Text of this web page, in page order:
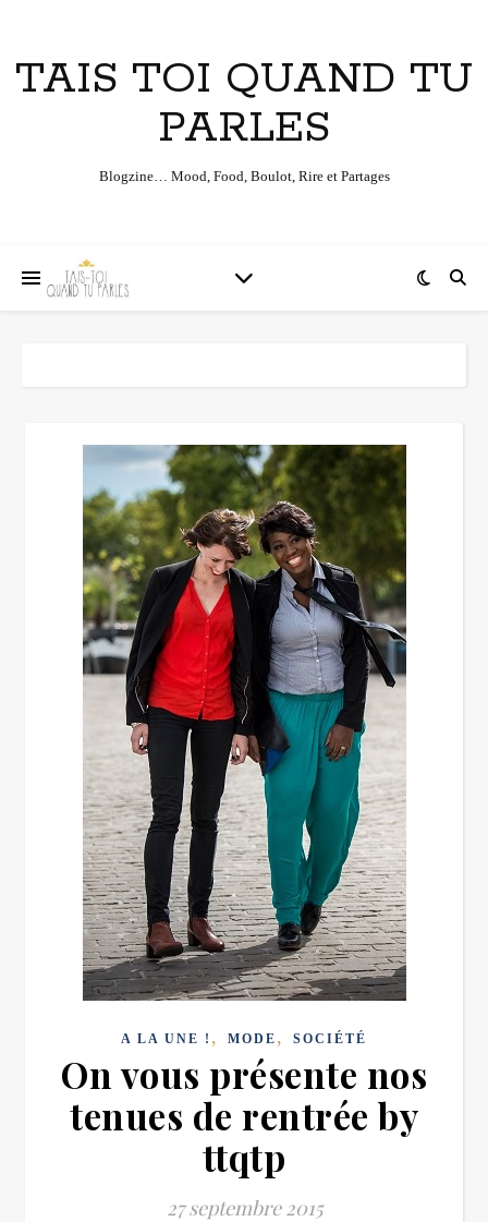
TAIS TOI QUAND TU
PARLES
Blogzine… Mood, Food, Boulot, Rire et Partages
A LA UNE ! , MODE , SOCIÉTÉ
On vous présente nos
tenues de rentrée by
ttqtp
27 septembre 2015